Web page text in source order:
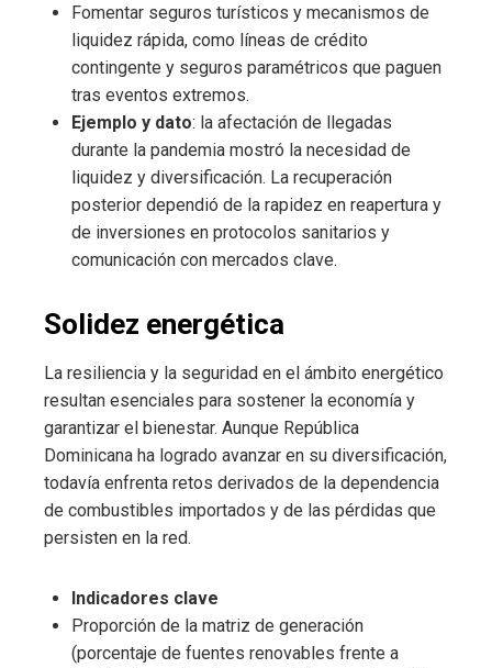
Fomentar seguros turísticos y mecanismos de
liquidez rápida, como líneas de crédito
contingente y seguros paramétricos que paguen
tras eventos extremos.
Ejemplo y dato: la afectación de llegadas
durante la pandemia mostró la necesidad de
liquidez y diversificación. La recuperación
posterior dependió de la rapidez en reapertura y
de inversiones en protocolos sanitarios y
comunicación con mercados clave.
Solidez energética
La resiliencia y la seguridad en el ámbito energético
resultan esenciales para sostener la economía y
garantizar el bienestar. Aunque República
Dominicana ha logrado avanzar en su diversificación,
todavía enfrenta retos derivados de la dependencia
de combustibles importados y de las pérdidas que
persisten en la red.
Indicadores clave
Proporción de la matriz de generación
(porcentaje de fuentes renovables frente a